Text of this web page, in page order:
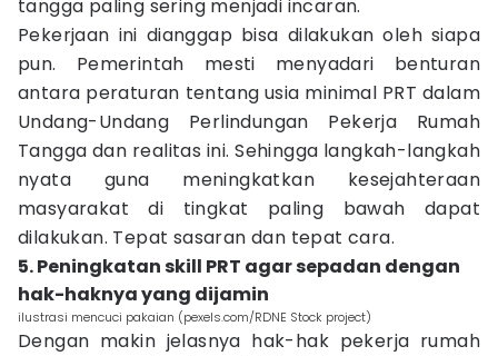
tangga paling sering menjadi incaran.
Pekerjaan ini dianggap bisa dilakukan oleh siapa
pun. Pemerintah mesti menyadari benturan
antara peraturan tentang usia minimal PRT dalam
Undang-Undang Perlindungan Pekerja Rumah
Tangga dan realitas ini. Sehingga langkah-langkah
nyata guna meningkatkan kesejahteraan
masyarakat di tingkat paling bawah dapat
dilakukan. Tepat sasaran dan tepat cara.
5. Peningkatan skill PRT agar sepadan dengan
hak-haknya yang dijamin
ilustrasi mencuci pakaian (pexels.com/RDNE Stock project)
Dengan makin jelasnya hak-hak pekerja rumah